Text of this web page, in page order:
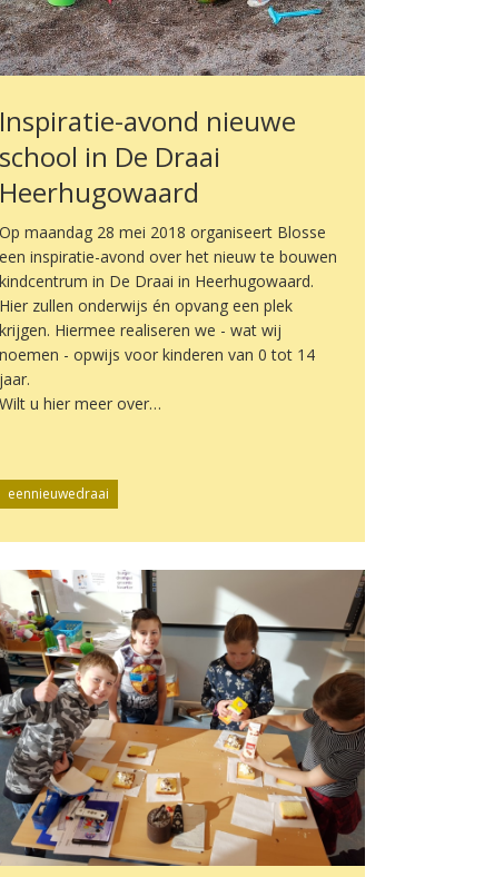
Inspiratie-avond nieuwe
school in De Draai
Heerhugowaard
Op maandag 28 mei 2018 organiseert Blosse
een inspiratie-avond over het nieuw te bouwen
kindcentrum in De Draai in Heerhugowaard.
Hier zullen onderwijs én opvang een plek
krijgen. Hiermee realiseren we - wat wij
noemen - opwijs voor kinderen van 0 tot 14
jaar.
Wilt u hier meer over…
eennieuwedraai